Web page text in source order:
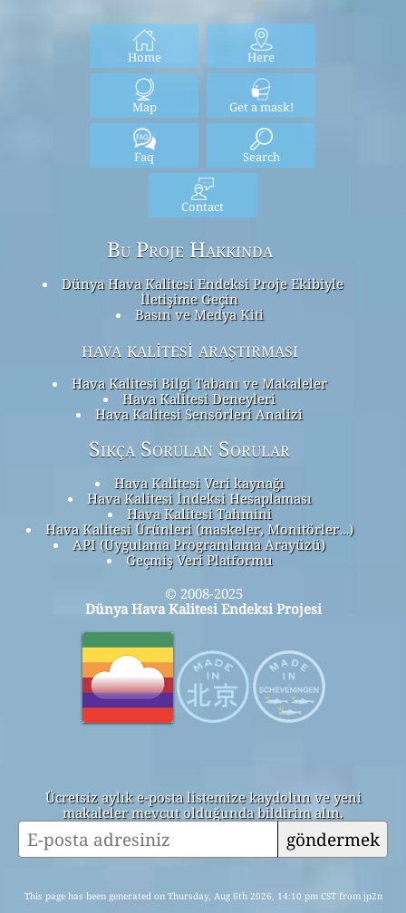
Home Here
Map Get a mask!
Faq Search
Contact
Bu Proje Hakkında
Dünya Hava Kalitesi Endeksi Proje Ekibiyle
İletişime Geçin
Basın ve Medya Kiti
hava kalitesi araştırması
Hava Kalitesi Bilgi Tabanı ve Makaleler
Hava Kalitesi Deneyleri
Hava Kalitesi Sensörleri Analizi
Sıkça Sorulan Sorular
Hava Kalitesi Veri kaynağı
Hava Kalitesi İndeksi Hesaplaması
Hava Kalitesi Tahmini
Hava Kalitesi Ürünleri (maskeler, Monitörler…)
API (Uygulama Programlama Arayüzü)
Geçmiş Veri Platformu
© 2008-2025
Dünya Hava Kalitesi Endeksi Projesi
Ücretsiz aylık e-posta listemize kaydolun ve yeni
makaleler mevcut olduğunda bildirim alın.
göndermek
This page has been generated on Thursday, Aug 6th 2026, 14:10 pm CST from jp2n